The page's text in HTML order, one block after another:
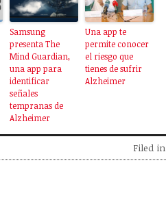
Samsung
presenta The
Mind Guardian,
una app para
identificar
señales
tempranas de
Alzheimer
Una app te
permite conocer
el riesgo que
tienes de sufrir
Alzheimer
Filed